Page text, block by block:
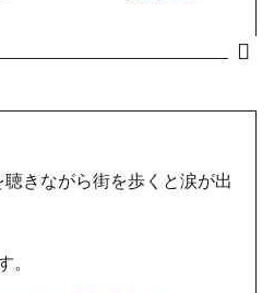
きながら街を歩くと涙が出
。